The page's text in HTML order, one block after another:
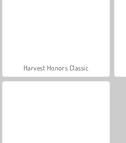
Harvest Honors Classic